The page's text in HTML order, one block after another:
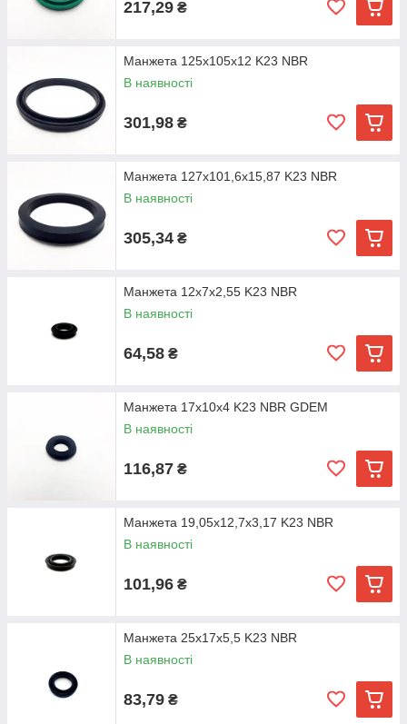
217,29 ₴
Манжета 125х105х12 K23 NBR
В наявності
301,98 ₴
Манжета 127х101,6х15,87 K23 NBR
В наявності
305,34 ₴
Манжета 12х7х2,55 K23 NBR
В наявності
64,58 ₴
Манжета 17х10х4 K23 NBR GDEM
В наявності
116,87 ₴
Манжета 19,05х12,7х3,17 K23 NBR
В наявності
101,96 ₴
Манжета 25х17х5,5 K23 NBR
В наявності
83,79 ₴